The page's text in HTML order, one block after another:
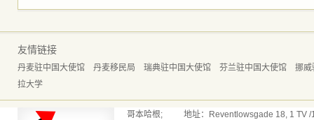
友情链接
丹麦驻中国大使馆 丹麦移民局 瑞典驻中国大使馆 芬兰驻中国大使馆
挪威
拉大学
哥本哈根; 地址：Reventlowsgade 18, 1 TV /